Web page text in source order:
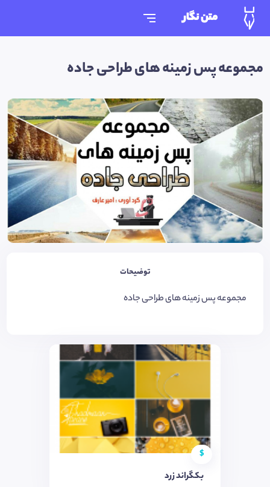
متن نگار
مجموعه پس زمینه های طراحی جاده
توضیحات
مجموعه پس زمینه های طراحی جاده
$
بکگراند زرد